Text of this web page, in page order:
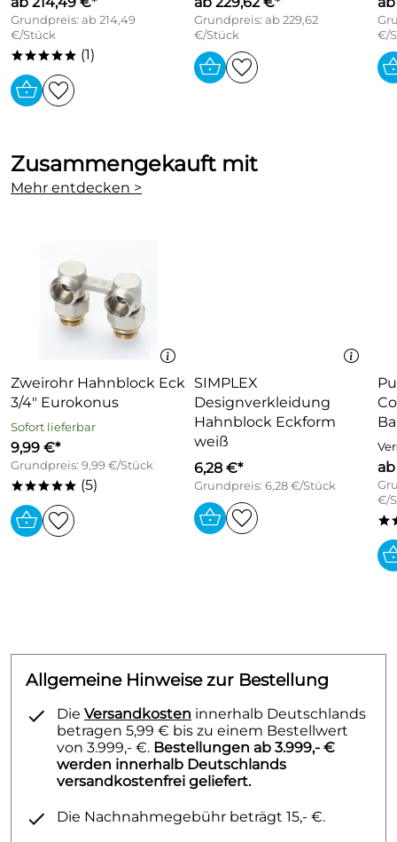
Grundpreis: ab 214,49
€/Stück
***** (1)
Grundpreis: ab 229,62
€/Stück
€/
Zusammengekauft mit
Mehr entdecken >
Zweirohr Hahnblock Eck
3/4" Eurokonus
Sofort lieferbar
9,99 €*
Grundpreis: 9,99 €/Stück
***** (5)
SIMPLEX
Designverkleidung
Hahnblock Eckform
weiß
6,28 €*
Grundpreis: 6,28 €/Stück
€/
Allgemeine Hinweise zur Bestellung
Die Versandkosten innerhalb Deutschlands
betragen 5,99 € bis zu einem Bestellwert
von 3.999,- €. Bestellungen ab 3.999,- €
werden innerhalb Deutschlands
versandkostenfrei geliefert.
Die Nachnahmegebühr beträgt 15,- €.